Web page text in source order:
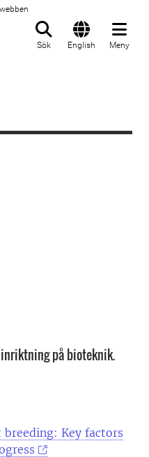
Sök English Meny
på bioteknik.
Key factors